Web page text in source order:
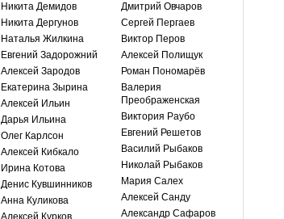
Никита Демидов
Никита Дергунов
Наталья Жилкина
Евгений Задорожний
Алексей Зародов
Екатерина Зырина
Алексей Ильин
Дарья Ильина
Олег Карлсон
Алексей Кибкало
Ирина Котова
Денис Кувшинников
Анна Куликова
Алексей Курков
Дмитрий Овчаров
Сергей Пергаев
Виктор Перов
Алексей Полищук
Роман Пономарёв
Валерия
Преображенская
Виктория Раубо
Евгений Решетов
Василий Рыбаков
Николай Рыбаков
Мария Салех
Алексей Санду
Александр Сафаров